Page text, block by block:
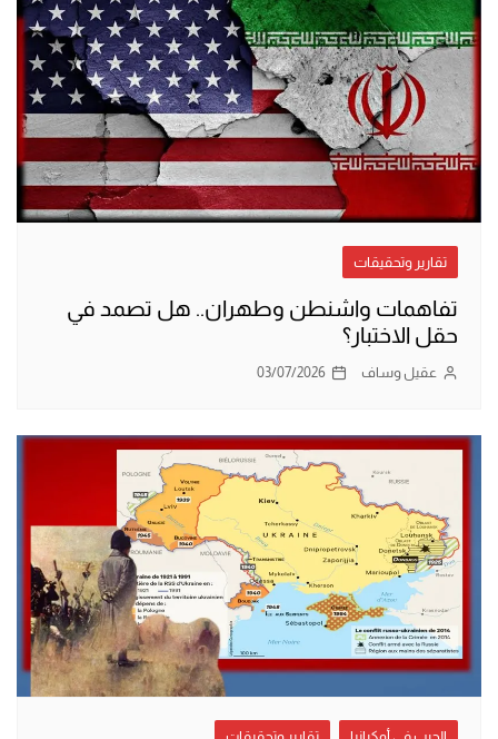
تقارير وتحقيقات
تفاهمات واشنطن وطهران.. هل تصمد في
حقل الاختبار؟
عقيل وساف 03/07/2026